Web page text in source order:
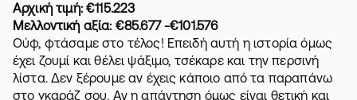
Αρχική τιμή: €115.223
Μελλοντική αξία: €85.677 -€101.576
Ούφ, φτάσαμε στο τέλος! Επειδή αυτή η ιστορία όμως
έχει ζουμί και θέλει ψάξιμο, τσέκαρε και την περσινή
λίστα. Δεν ξέρουμε αν έχεις κάποιο από τα παραπάνω
στο γκαράζ σου. Αν η απάντηση όμως είναι θετική και